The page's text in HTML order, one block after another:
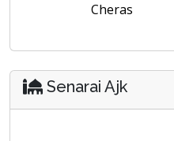
Cheras
Senarai Ajk